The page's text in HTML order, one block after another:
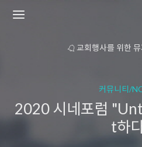
교회행사를 위한
커뮤니티/
2020 시네포럼
t하